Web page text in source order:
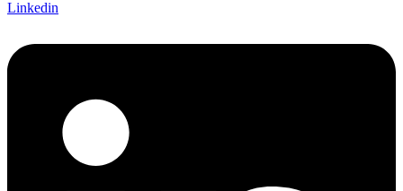
Linkedin